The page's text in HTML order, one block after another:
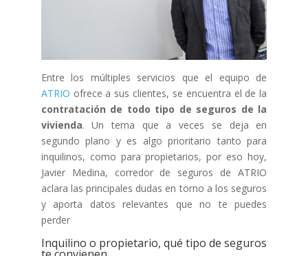
Entre los múltiples servicios que el equipo de
ATRIO ofrece a sus clientes, se encuentra el de la
contratación de todo tipo de seguros de la
vivienda. Un tema que a veces se deja en
segundo plano y es algo prioritario tanto para
inquilinos, como para propietarios, por eso hoy,
Javier Medina, corredor de seguros de ATRIO
aclara las principales dudas en torno a los seguros
y aporta datos relevantes que no te puedes
perder
Inquilino o propietario, qué tipo de seguros